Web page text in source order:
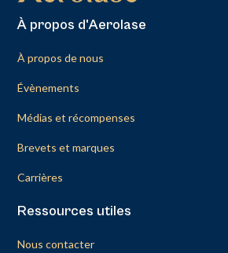
À propos d'Aerolase
À propos de nous
Évènements
Médias et récompenses
Brevets et marques
Carrières
Ressources utiles
Nous contacter